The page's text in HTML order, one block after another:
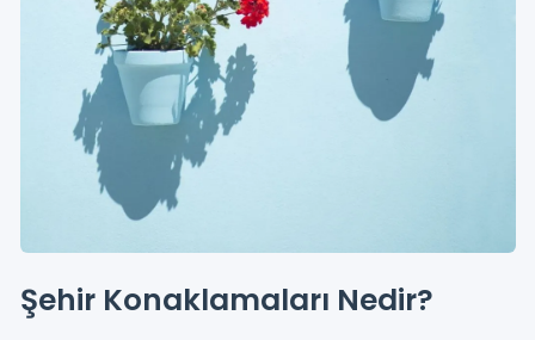
Şehir Konaklamaları Nedir?